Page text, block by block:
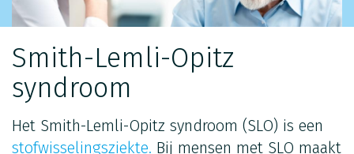
Smith-Lemli-Opitz
syndroom
Het Smith-Lemli-Opitz syndroom (SLO) is een
stofwisselingsziekte. Bij mensen met SLO maakt